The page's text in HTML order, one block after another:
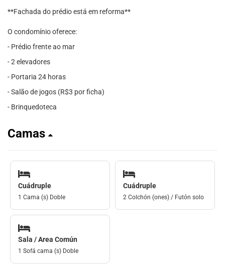
**Fachada do prédio está em reforma**
O condomínio oferece:
- Prédio frente ao mar
- 2 elevadores
- Portaria 24 horas
- Salão de jogos (R$3 por ficha)
- Brinquedoteca
Camas
Cuádruple
1 Cama (s) Doble
Cuádruple
2 Colchón (ones) / Futón solo
Sala / Area Común
1 Sofá cama (s) Doble